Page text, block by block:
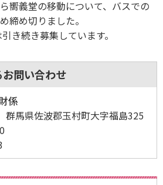
嚮義堂の移動について、バスでの
締め切りました。
き続き募集しています。
問い合わせ
係
馬県佐波郡玉村町大字福島325